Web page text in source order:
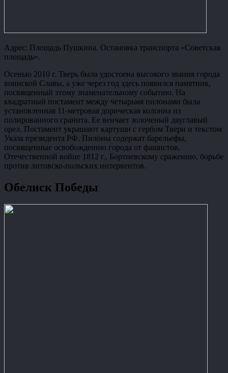
Адрес: Площадь Пушкина. Остановка транспорта «Советская
площадь».
Осенью 2010 г. Тверь была удостоена высокого звания города
воинской Славы, а уже через год здесь появился памятник,
посвященный этому знаменательному событию. На
квадратный постамент между четырьмя пилонами была
установленная 11-метровая дорическая колонна из
полированного гранита. Ее венчает золоченый двуглавый
орел. Постамент украшают картуши с гербом Твери и текстом
Указа президента РФ. Пилоны содержат барельефы,
посвященные освобождению города от фашистов,
Отечественной войне 1812 г., Бортневскому сражению, борьбе
против литовско-польских интервентов.
Обелиск Победы